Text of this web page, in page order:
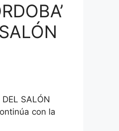
DEL SALÓN
con la